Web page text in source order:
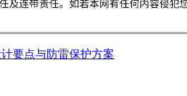
要点与防雷保护方案